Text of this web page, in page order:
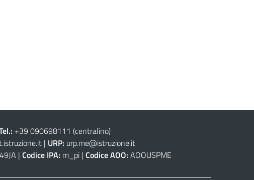
+39 090698111 (centralino)
| URP: urp.me@istruzione.it
| Codice IPA: m_pi | Codice AOO: AOOUSPME